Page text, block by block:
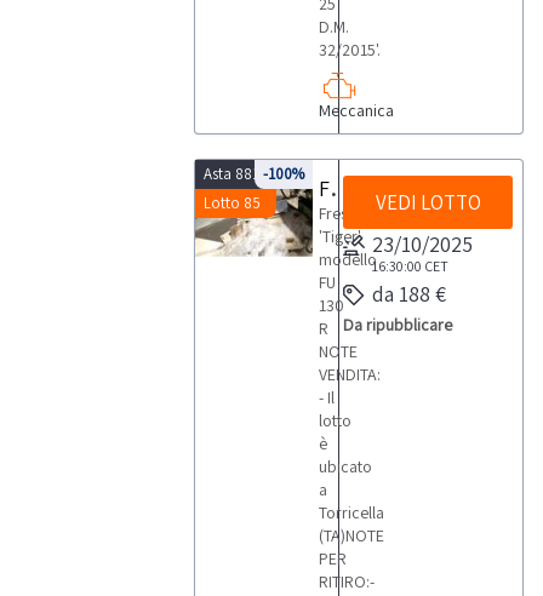
D.M.
32/2015'.
Meccanica
Asta 8816
Lotto 85
-100%
Fresatrice 'Tiger'
Fresatrice
'Tiger'
modello
FU
130
R
NOTE
VENDITA:
- Il
lotto
è
ubicato
a
Torricella
(TA)NOTE
PER
RITIRO:-
VEDI LOTTO
23/10/2025
16:30:00 CET
da 188 €
Da ripubblicare